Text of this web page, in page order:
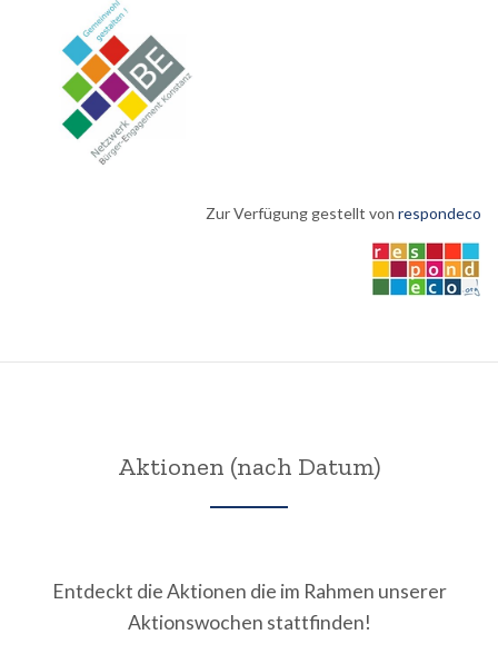
Zur Verfügung gestellt von respondeco
Aktionen (nach Datum)
Entdeckt die Aktionen die im Rahmen unserer
Aktionswochen stattfinden!